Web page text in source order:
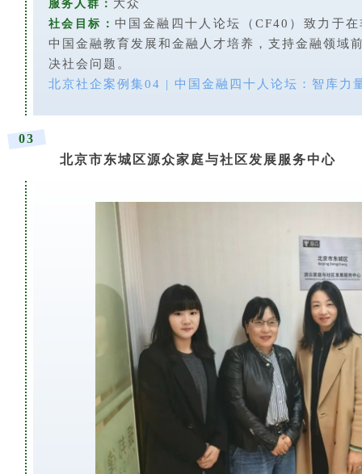
服务人群： 大众
社会目标： 中国金融四十人论坛（CF40）致力于
中国金融教育发展和金融人才培养，支持金融领域
决社会问题。
北京社企案例集04 | 中国金融四十人论坛：智库力
03
北京市东城区源众家庭与社区发展服务中心